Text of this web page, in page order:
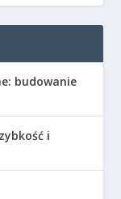
budowanie
i